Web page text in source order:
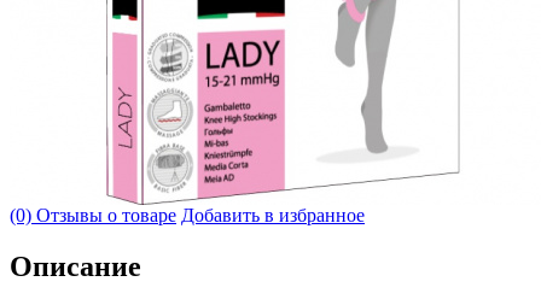
(0) Отзывы о товаре Добавить в избранное
Описание